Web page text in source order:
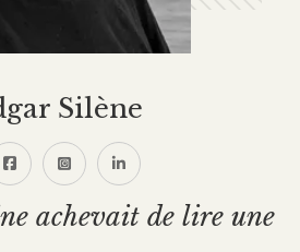
Silène
achevait de lire une